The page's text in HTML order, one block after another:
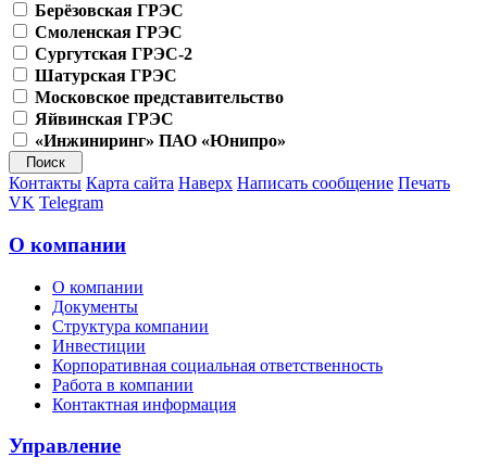
Берёзовская ГРЭС
Смоленская ГРЭС
Сургутская ГРЭС-2
Шатурская ГРЭС
Московское представительство
Яйвинская ГРЭС
«Инжиниринг» ПАО «Юнипро»
Контакты Карта сайта Наверх Написать сообщение Печать
VK Telegram
О компании
О компании
Документы
Структура компании
Инвестиции
Корпоративная социальная ответственность
Работа в компании
Контактная информация
Управление